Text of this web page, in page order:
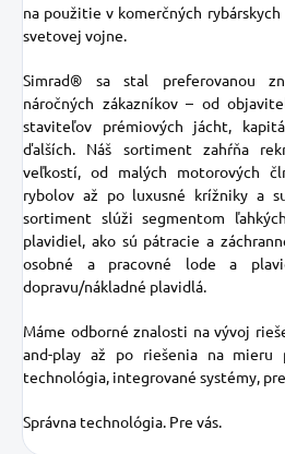
na použitie v komerčných
svetovej vojne.
Simrad® sa stal preferovanou
náročných zákazníkov – od
staviteľov prémiových jácht,
ďalších. Náš sortiment zahŕňa
veľkostí, od malých motorových
rybolov až po luxusné krížniky a
sortiment slúži segmentom
plavidiel, ako sú pátracie a
osobné a pracovné lode a
dopravu/nákladné plavidlá.
Máme odborné znalosti na vývoj
and-play až po riešenia na mieru
technológia, integrované systémy,
Správna technológia. Pre vás.